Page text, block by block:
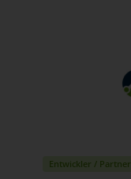
Entwickler / Partner